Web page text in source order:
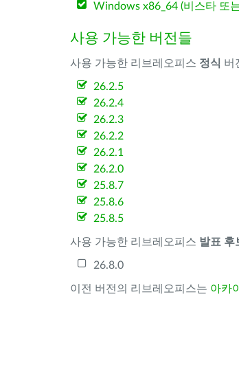
Windows x86_64 (비스타 또
사용 가능한 버전들
사용 가능한 리브레오피스 정식 버
26.2.5
26.2.4
26.2.3
26.2.2
26.2.1
26.2.0
25.8.7
25.8.6
25.8.5
사용 가능한 리브레오피스 발표 후
26.8.0
이전 버전의 리브레오피스는 아카